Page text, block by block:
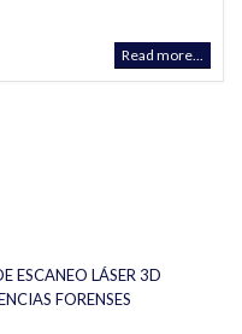
Read more...
ESCANEO LÁSER 3D
FORENSES